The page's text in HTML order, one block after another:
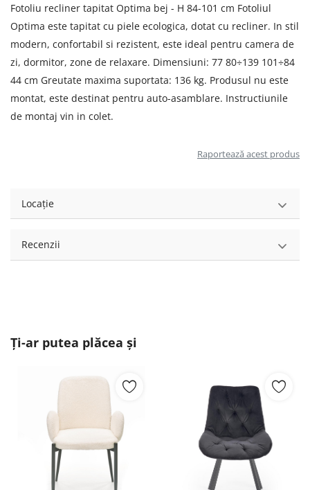
Fotoliu recliner tapitat Optima bej - H 84-101 cm Fotoliul
Optima este tapitat cu piele ecologica, dotat cu recliner. In stil
modern, confortabil si rezistent, este ideal pentru camera de
zi, dormitor, zone de relaxare. Dimensiuni: 77 80÷139 101÷84
44 cm Greutate maxima suportata: 136 kg. Produsul nu este
montat, este destinat pentru auto-asamblare. Instructiunile
de montaj vin in colet.
Raportează acest produs
Locație
Recenzii
Ți-ar putea plăcea și